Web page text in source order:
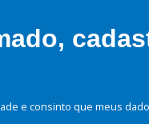
e consinto que meus